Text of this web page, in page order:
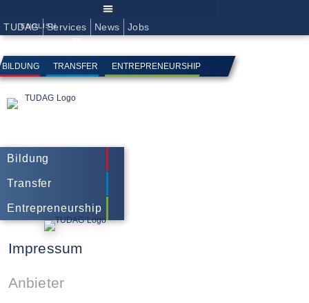
springen
TUDAG Services News Jobs
ENGLISH
BILDUNG TRANSFER ENTREPRENEURSHIP
Bildung
Transfer
Entrepreneurship
Impressum
Anbieter